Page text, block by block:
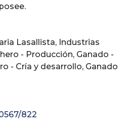
Lasallista, Industrias
- Producción, Ganado -
- Cría y desarrollo, Ganado
822